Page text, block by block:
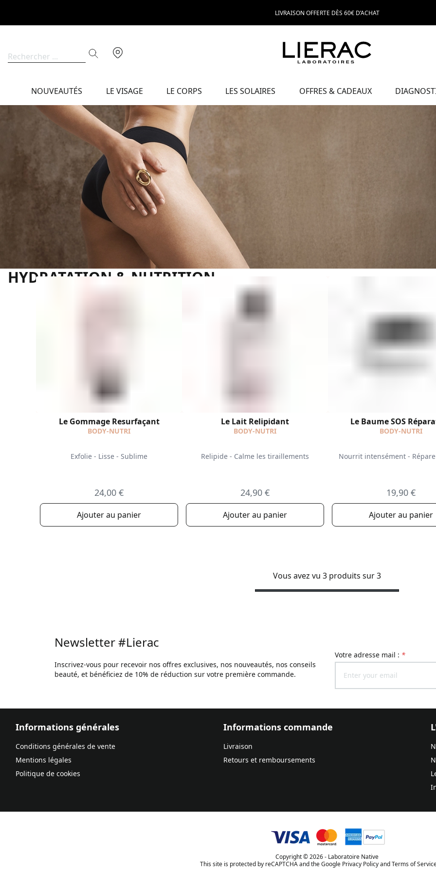
LIVRAISON OFFERTE DÈS 60€ D’ACHAT
NOUVEAUTÉS LE VISAGE LE CORPS LES SOLAIRES OFFRES & CADEAUX
HYDRATATION & NUTRITION
Le Gommage Resurfaçant
BODY-NUTRI
Exfolie - Lisse - Sublime
24,00 €
Ajouter au panier
Le Lait Relipidant
BODY-NUTRI
Relipide - Calme les tiraillements
24,90 €
Ajouter au panier
Le Baume SOS
BODY-NUTRI
Nourrit intensément -
19,90 €
Ajouter au panier
Vous avez vu 3 produits sur 3
Newsletter #Lierac
Inscrivez-vous pour recevoir nos offres exclusives, nos nouveautés, nos conseils
beauté, et bénéficiez de 10% de réduction sur votre première commande.
Votre adresse mail : *
Informations générales
Conditions générales de vente
Mentions légales
Politique de cookies
Informations commande
Livraison
Retours et remboursements
Copyright © 2026 - Laboratoire Native
This site is protected by reCAPTCHA and the Google Privacy Policy and Terms of